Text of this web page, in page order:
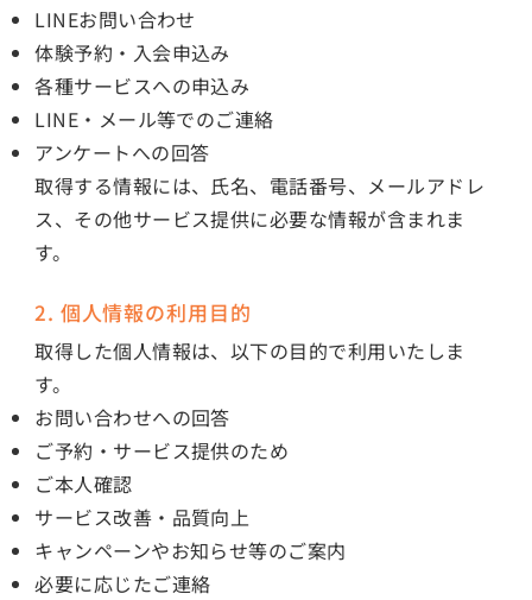
LINEお問い合わせ
体験予約・入会申込み
各種サービスへの申込み
LINE・メール等でのご連絡
アンケートへの回答
取得する情報には、氏名、電話番号、メールアドレ
ス、その他サービス提供に必要な情報が含まれま
す。
2. 個人情報の利用目的
取得した個人情報は、以下の目的で利用いたしま
す。
お問い合わせへの回答
ご予約・サービス提供のため
ご本人確認
サービス改善・品質向上
キャンペーンやお知らせ等のご案内
必要に応じたご連絡